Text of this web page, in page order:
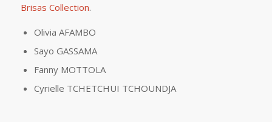
Brisas Collection.
Olivia AFAMBO
Sayo GASSAMA
Fanny MOTTOLA
Cyrielle TCHETCHUI TCHOUNDJA